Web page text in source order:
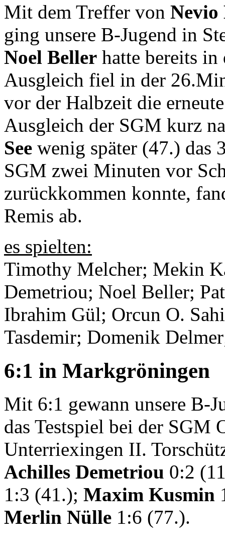
Mit dem Treffer von
ging unsere B-Jugend in
Noel Beller hatte bereits
Ausgleich fiel in der
vor der Halbzeit die
Ausgleich der SGM kurz
See wenig später (47.) das
SGM zwei Minuten vor
zurückkommen konnte,
Remis ab.
es spielten:
Timothy Melcher; Mekin
Demetriou; Noel Beller;
Ibrahim Gül; Orcun O.
Tasdemir; Domenik
6:1 in Markgröningen
Mit 6:1 gewann unsere B-
das Testspiel bei der
Unterriexingen II.
Achilles Demetriou 0:2
1:3 (41.); Maxim Kusmin
Merlin Nülle 1:6 (77.).